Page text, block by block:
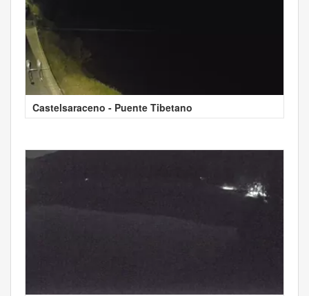
Castelsaraceno - Puente Tibetano